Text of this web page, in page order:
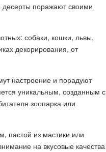
десерты поражают своими
собаки, кошки, львы,
декорирования, от
настроение и порадуют
уникальным, созданным с
зоопарка или
пастой из мастики или
на вкусовые качества